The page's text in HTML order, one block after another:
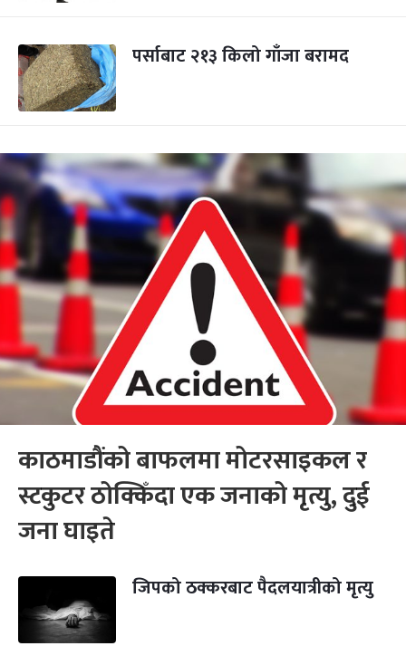
पर्साबाट २१३ किलो गाँजा बरामद
काठमाडौंको बाफलमा मोटरसाइकल र
स्टकुटर ठोक्किँदा एक जनाको मृत्यु, दुई
जना घाइते
जिपको ठक्करबाट पैदलयात्रीको मृत्यु